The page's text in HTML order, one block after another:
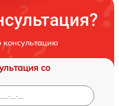
консультацию
со